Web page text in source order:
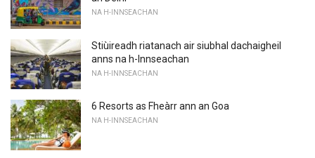
NA H-INNSEACHAN
Stiùireadh riatanach air siubhal dachaigheil
anns na h-Innseachan
NA H-INNSEACHAN
6 Resorts as Fheàrr ann an Goa
NA H-INNSEACHAN